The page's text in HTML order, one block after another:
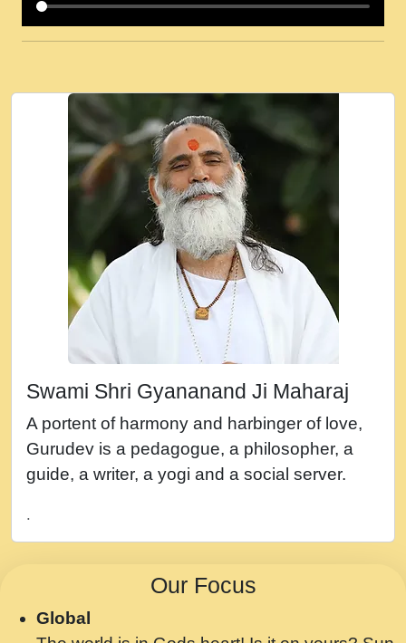
कई पकड क मर हथ र मह वदवन पहच दय! मह जन
Ki - Krishna Bhajan - New Bhajan 2020
#Ishwar Bhakti.mp3
जब से गीता ज्ञान पाया मैं बड़ी मस्ती में हूँ । 2018 -
Rishikesh - Ratan Ji Rasik.mp3
तन हल दल द सनव मड उतत सर रख क, नल रव त
गल लग जव त सर उतत हथ रख द!.mp3
तू कर प्रीतम से प्रीत, यूहीं दिन बीतते जाते हैं ।
2018 - Rishikesh - Swami Gyananand Ji
Maharaj.mp3
न म गवद गपल गद फर, पयर महन न रझद फर! shri
नह भरस रह लडडल... अपन खट करम क !!!! मह दद
सहर चरण क .....mp3
बगड नसब कसन सवर तर बगर Shri ravinandan
shastri ji maharaj.mp3
Chahe Ram Ho Chahe Shyam Ho.mp3
मझ अपन जवन बनन न आय, रठ हर क मनन न आय
Swami Shri Gyananand Ji Maharaj
A portent of harmony and harbinger of love,
Gurudev is a pedagogue, a philosopher, a
guide, a writer, a yogi and a social server.
.
Our Focus
Global